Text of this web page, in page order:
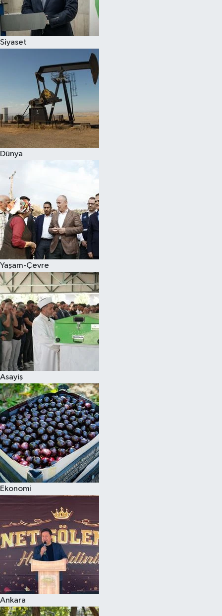
Siyaset
Dünya
Yaşam-Çevre
Asayiş
Ekonomi
Ankara
Spor
Çocuk
Eğitim
Hava Durumu
Kadın
Kültür Sanat
Sağlık
Siyaset
Teknoloji
Televizyon
Yaşam-Çevre